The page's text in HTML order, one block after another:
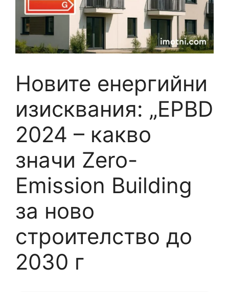
Новите енергийни
изисквания: „EPBD
2024 – какво
значи Zero-
Emission Building
за ново
строителство до
2030 г